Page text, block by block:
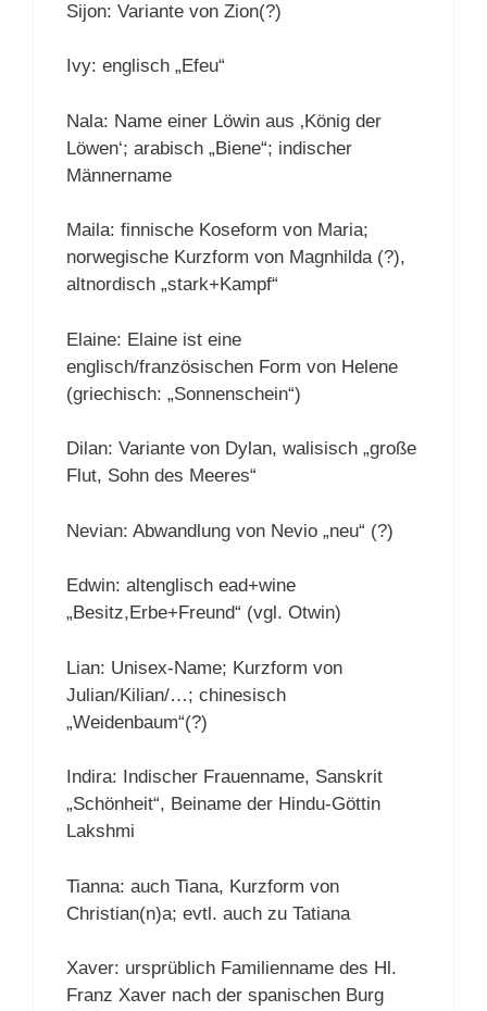
Sijon: Variante von Zion(?)
Ivy: englisch „Efeu“
Nala: Name einer Löwin aus ‚König der
Löwen‘; arabisch „Biene“; indischer
Männername
Maila: finnische Koseform von Maria;
norwegische Kurzform von Magnhilda (?),
altnordisch „stark+Kampf“
Elaine: Elaine ist eine
englisch/französischen Form von Helene
(griechisch: „Sonnenschein“)
Dilan: Variante von Dylan, walisisch „große
Flut, Sohn des Meeres“
Nevian: Abwandlung von Nevio „neu“ (?)
Edwin: altenglisch ead+wine
„Besitz,Erbe+Freund“ (vgl. Otwin)
Lian: Unisex-Name; Kurzform von
Julian/Kilian/…; chinesisch
„Weidenbaum“(?)
Indira: Indischer Frauenname, Sanskrit
„Schönheit“, Beiname der Hindu-Göttin
Lakshmi
Tianna: auch Tiana, Kurzform von
Christian(n)a; evtl. auch zu Tatiana
Xaver: ursprüblich Familienname des Hl.
Franz Xaver nach der spanischen Burg